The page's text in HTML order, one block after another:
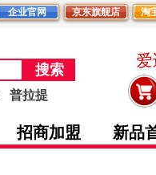
搜索
普拉提
企业官网 京东旗舰店 淘
招商加盟 新品